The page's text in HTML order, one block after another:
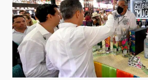
5 20 julio 2026
6
Sanciona
de Juárez caso
animal tras
16 julio 2026